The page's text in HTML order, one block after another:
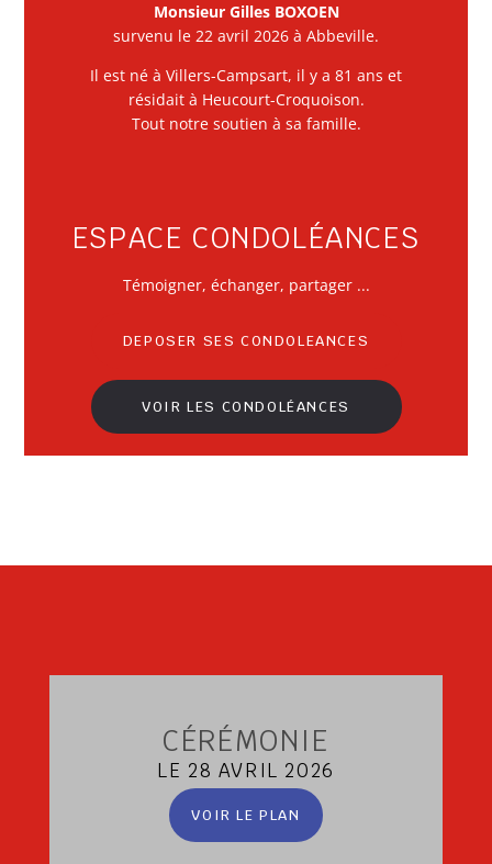
Monsieur Gilles BOXOEN
survenu le 22 avril 2026 à Abbeville.
Il est né à Villers-Campsart, il y a 81 ans et
résidait à Heucourt-Croquoison.
Tout notre soutien à sa famille.
ESPACE CONDOLÉANCES
Témoigner, échanger, partager ...
DEPOSER SES CONDOLEANCES
VOIR LES CONDOLÉANCES
CÉRÉMONIE
LE 28 AVRIL 2026
VOIR LE PLAN